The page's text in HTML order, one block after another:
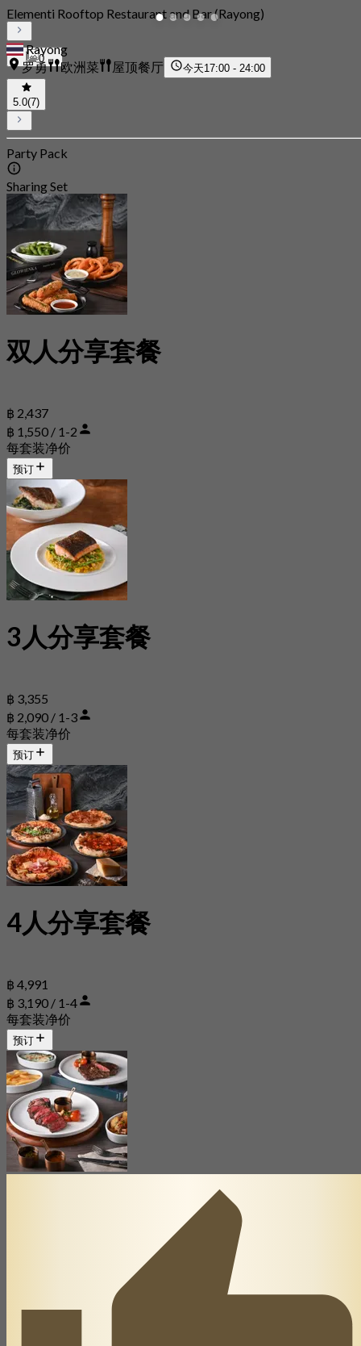
0
Elementi Rooftop Restaurant and Bar (Rayong)
Rayong
罗勇
欧洲菜 屋顶餐厅 今天17:00 - 24:00
5.0(7)
Party Pack
Sharing Set
双人分享套餐
฿ 2,437
฿ 1,550 / 1-2
每套装净价
预订
3人分享套餐
฿ 3,355
฿ 2,090 / 1-3
每套装净价
预订
4人分享套餐
฿ 4,991
฿ 3,190 / 1-4
每套装净价
预订